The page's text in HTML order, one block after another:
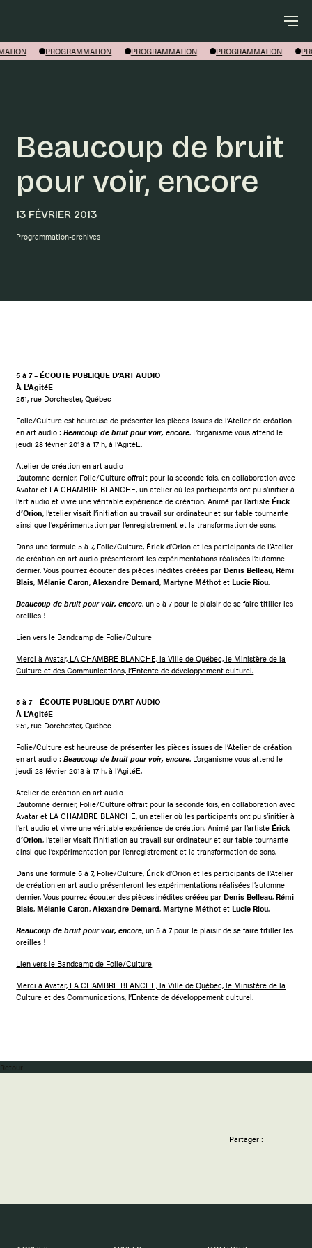
PROGRAMMATION PROGRAMMATION PROGRAMMATION
Beaucoup de bruit
pour voir, encore
13 FÉVRIER 2013
Programmation-archives
5 à 7 – ÉCOUTE PUBLIQUE D’ART AUDIO
À L’AgitéE
251, rue Dorchester, Québec
Folie/Culture est heureuse de présenter les pièces issues de l’Atelier de création
en art audio :Beaucoup de bruit pour voir, encore. L’organisme vous attend le
jeudi 28 février 2013 à 17 h, à l’AgitéE.
Atelier de création en art audio
L’automne dernier, Folie/Culture offrait pour la seconde fois, en collaboration avec
Avatar et LA CHAMBRE BLANCHE, un atelier où les participants ont pu s’initier à
l’art audio et vivre une véritable expérience de création. Animé par l’artisteÉrick
d’Orion, l’atelier visait l’initiation au travail sur ordinateur et sur table tournante
ainsi que l’expérimentation par l’enregistrement et la transformation de sons.
Dans une formule 5 à 7, Folie/Culture, Érick d’Orion et les participants de l’Atelier
de création en art audio présenteront les expérimentations réalisées l’automne
dernier. Vous pourrez écouter des pièces inédites créées parDenis Belleau,Rémi
Blais,Mélanie Caron,Alexandre Demard,Martyne Méthot etLucie Riou.
Beaucoup de bruit pour voir, encore, un 5 à 7 pour le plaisir de se faire titiller les
oreilles !
Lien vers le Bandcamp de Folie/Culture
Merci à Avatar, LA CHAMBRE BLANCHE, la Ville de Québec, le Ministère de la
Culture et des Communications, l’Entente de développement culturel.
5 à 7 – ÉCOUTE PUBLIQUE D’ART AUDIO
À L’AgitéE
251, rue Dorchester, Québec
Folie/Culture est heureuse de présenter les pièces issues de l’Atelier de création
en art audio :Beaucoup de bruit pour voir, encore. L’organisme vous attend le
jeudi 28 février 2013 à 17 h, à l’AgitéE.
Atelier de création en art audio
L’automne dernier, Folie/Culture offrait pour la seconde fois, en collaboration avec
Avatar et LA CHAMBRE BLANCHE, un atelier où les participants ont pu s’initier à
l’art audio et vivre une véritable expérience de création. Animé par l’artisteÉrick
d’Orion, l’atelier visait l’initiation au travail sur ordinateur et sur table tournante
ainsi que l’expérimentation par l’enregistrement et la transformation de sons.
Dans une formule 5 à 7, Folie/Culture, Érick d’Orion et les participants de l’Atelier
de création en art audio présenteront les expérimentations réalisées l’automne
dernier. Vous pourrez écouter des pièces inédites créées parDenis Belleau,Rémi
Blais,Mélanie Caron,Alexandre Demard,Martyne Méthot etLucie Riou.
Beaucoup de bruit pour voir, encore, un 5 à 7 pour le plaisir de se faire titiller les
oreilles !
Lien vers le Bandcamp de Folie/Culture
Merci à Avatar, LA CHAMBRE BLANCHE, la Ville de Québec, le Ministère de la
Culture et des Communications, l’Entente de développement culturel.
Retour
Partager :